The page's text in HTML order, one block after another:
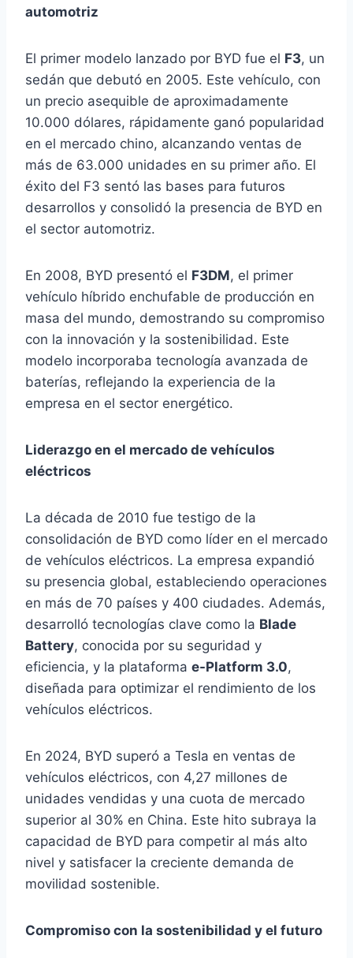
automotriz
El primer modelo lanzado por BYD fue el F3, un
sedán que debutó en 2005. Este vehículo, con
un precio asequible de aproximadamente
10.000 dólares, rápidamente ganó popularidad
en el mercado chino, alcanzando ventas de
más de 63.000 unidades en su primer año. El
éxito del F3 sentó las bases para futuros
desarrollos y consolidó la presencia de BYD en
el sector automotriz. ​
En 2008, BYD presentó el F3DM, el primer
vehículo híbrido enchufable de producción en
masa del mundo, demostrando su compromiso
con la innovación y la sostenibilidad. Este
modelo incorporaba tecnología avanzada de
baterías, reflejando la experiencia de la
empresa en el sector energético. ​
Liderazgo en el mercado de vehículos
eléctricos
La década de 2010 fue testigo de la
consolidación de BYD como líder en el mercado
de vehículos eléctricos. La empresa expandió
su presencia global, estableciendo operaciones
en más de 70 países y 400 ciudades. Además,
desarrolló tecnologías clave como la Blade
Battery, conocida por su seguridad y
eficiencia, y la plataforma e-Platform 3.0,
diseñada para optimizar el rendimiento de los
vehículos eléctricos. ​
En 2024, BYD superó a Tesla en ventas de
vehículos eléctricos, con 4,27 millones de
unidades vendidas y una cuota de mercado
superior al 30% en China. Este hito subraya la
capacidad de BYD para competir al más alto
nivel y satisfacer la creciente demanda de
movilidad sostenible.
Compromiso con la sostenibilidad y el futuro